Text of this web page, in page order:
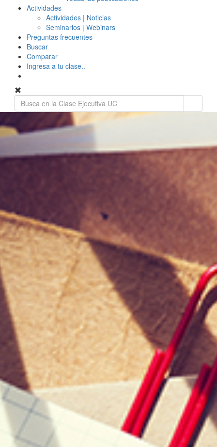
Actividades
Actividades | Noticias
Seminarios | Webinars
Preguntas frecuentes
Buscar
Comparar
Ingresa a tu clase..